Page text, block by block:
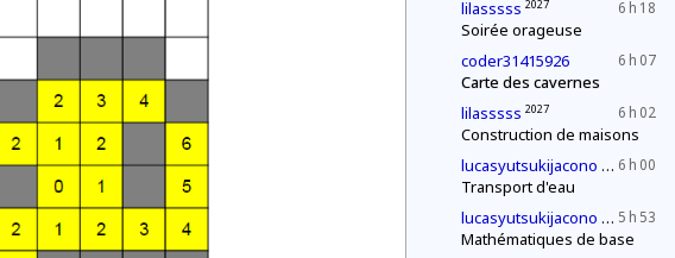
6 h 18
lilasssss 2027
Soirée orageuse
6 h 07
coder31415926
Carte des cavernes
6 h 02
lilasssss 2027
Construction de maisons
6 h 00
lucasyutsukijacono 2030
Transport d'eau
5 h 53
lucasyutsukijacono 2030
Mathématiques de base